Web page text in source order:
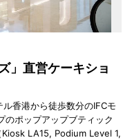
」直営ケーキショ
香港から徒歩数分のIFCモ
のポップアップブティック
LA15, Podium Level 1,